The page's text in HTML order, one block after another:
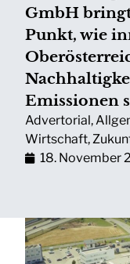
GmbH
Punkt, wie
Emissionen
Advertorial,
Wirtschaft,
18. November